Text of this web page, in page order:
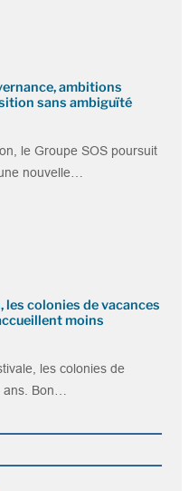
ambitions
sans ambiguïté
le Groupe SOS poursuit
nouvelle…
les colonies de vacances
moins
les colonies de
Bon…